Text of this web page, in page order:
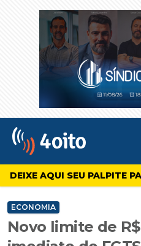
4oito
DEIXE AQUI SEU PALPITE
ECONOMIA
Novo limite de